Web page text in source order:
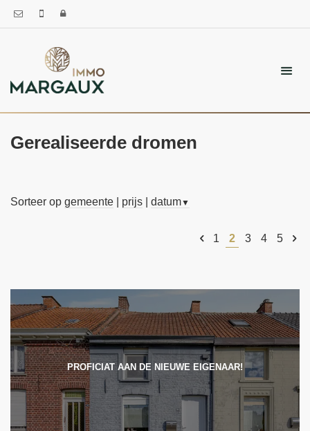
Gerealiseerde dromen
Sorteer op gemeente prijs datum▼
1 2 3 4 5
PROFICIAT AAN DE NIEUWE EIGENAAR!